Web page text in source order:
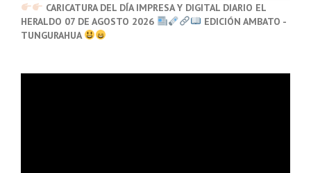
CARICATURA DEL DÍA IMPRESA Y DIGITAL DIARIO EL
HERALDO 07 DE AGOSTO 2026
EDICIÓN AMBATO -
TUNGURAHUA